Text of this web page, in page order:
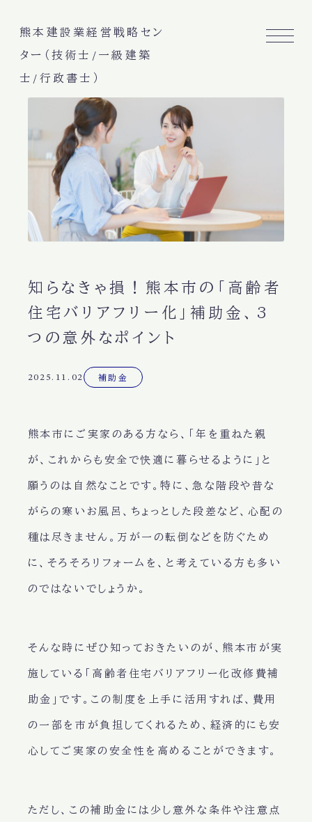
熊本建設業経営戦略セン
ター（技術士/一級建築
士/行政書士）
知らなきゃ損！熊本市の「高齢者
住宅バリアフリー化」補助金、3
つの意外なポイント
2025.11.02 補助金
熊本市にご実家のある方なら、「年を重ねた親
が、これからも安全で快適に暮らせるように」と
願うのは自然なことです。特に、急な階段や昔な
がらの寒いお風呂、ちょっとした段差など、心配の
種は尽きません。万が一の転倒などを防ぐため
に、そろそろリフォームを、と考えている方も多い
のではないでしょうか。
そんな時にぜひ知っておきたいのが、熊本市が実
施している「高齢者住宅バリアフリー化改修費補
助金」です。この制度を上手に活用すれば、費用
の一部を市が負担してくれるため、経済的にも安
心してご実家の安全性を高めることができます。
ただし、この補助金には少し意外な条件や注意点